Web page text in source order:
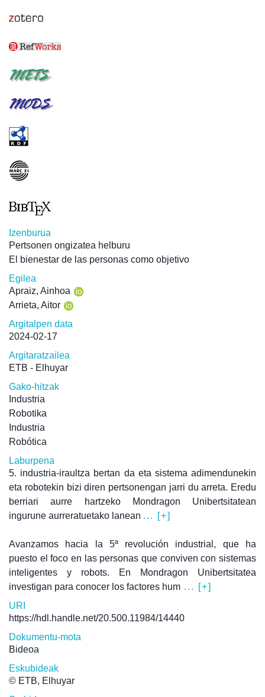
Izenburua
Pertsonen ongizatea helburu
El bienestar de las personas como objetivo
Egilea
Apraiz, Ainhoa
Arrieta, Aitor
Argitalpen data
2024-02-17
Argitaratzailea
ETB - Elhuyar
Gako-hitzak
Industria
Robotika
Industria
Robótica
Laburpena
5. industria-iraultza bertan da eta sistema adimendunekin
eta robotekin bizi diren pertsonengan jarri du arreta. Eredu
berriari aurre hartzeko Mondragon Unibertsitatean
ingurune aurreratuetako lanean ... [+]
Avanzamos hacia la 5ª revolución industrial, que ha
puesto el foco en las personas que conviven con sistemas
inteligentes y robots. En Mondragon Unibertsitatea
investigan para conocer los factores hum ... [+]
URI
https://hdl.handle.net/20.500.11984/14440
Dokumentu-mota
Bideoa
Eskubideak
© ETB, Elhuyar